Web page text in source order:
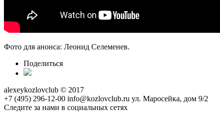
Фото для анонса: Леонид Селеменев.
Поделиться
alexeykozlovclub © 2017
+7 (495) 296-12-00 info@kozlovclub.ru ул. Маросейка, дом 9/2
Следите за нами в социальных сетях